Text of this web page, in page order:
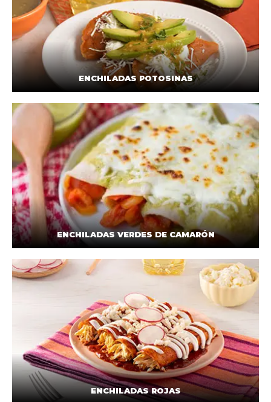
ENCHILADAS POTOSINAS
ENCHILADAS VERDES DE CAMARÓN
ENCHILADAS ROJAS